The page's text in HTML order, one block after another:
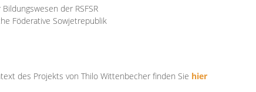
der RSFSR
Föderative Sowjetrepublik
des Projekts von Thilo Wittenbecher finden Sie hier